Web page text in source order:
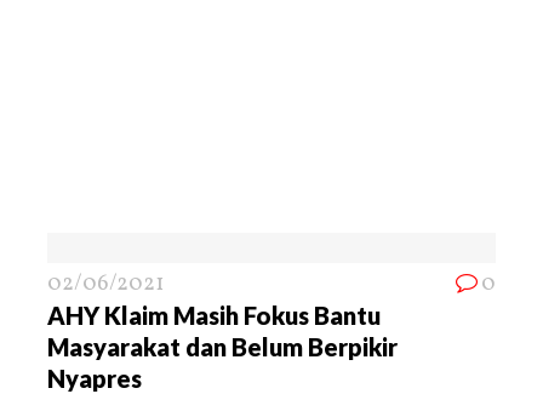
02/06/2021 0
AHY Klaim Masih Fokus Bantu
Masyarakat dan Belum Berpikir
Nyapres